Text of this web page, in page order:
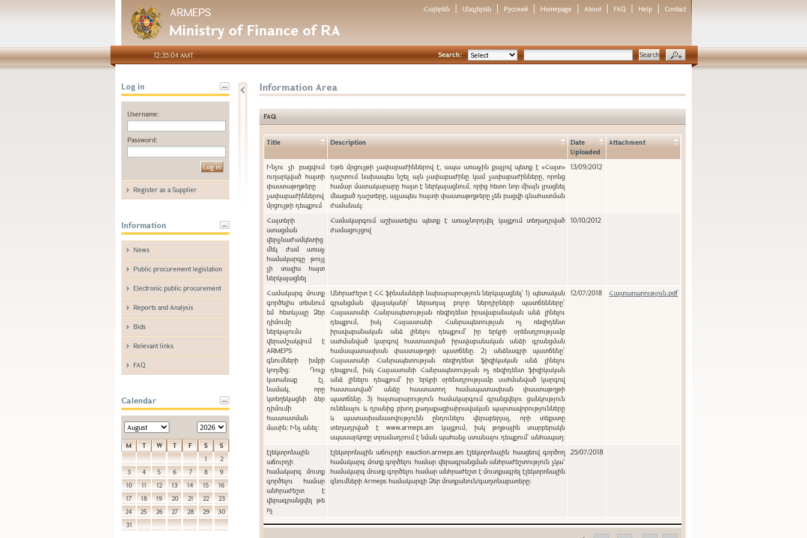
ARMEPS
Ministry of Finance of RA
Հայերեն Անգլերեն Русский Homepage About FAQ Help Contact
12:35:04 AMT Search:
Log in
Username:
Password:
Register as a Supplier
Information
News
Public procurement legislation
Electronic public procurement
Reports and Analysis
Bids
Relevant links
FAQ
Calendar
M T W T F S
S
1
2
3
4 5 6 7 8
9
10
11 12 13 14 15
16
17
18 19 20 21 22
23
24
25 26 27 28 29
30
31
Information Area
FAQ
Title Description
Date
Uploaded
Attachment
Ինչու չի բացվում
ուղարկված հայտի
փաստաթղթերը
չափաբաժիններով
մրցույթի դեպքում
Եթե մրցույթի չափաբաժիններով է, ապա առաջին քայլով պետք է «Հայտ»
դաշտում նախապես նշել այն չափաբաժինը կամ չափաբաժինները, որոնց
համար մատակարարը հայտ է ներկայացնում, որից հետո նոր միայն լրացնել
մնացած դաշտերը, այլապես հայտի փաստաթղթերը չեն բացվի գնահատման
ժամանակ:
13/09/2012
Հայտերի
ստացման
վերջնաժամկետից
մեկ ժամ առաջ
համակարգը թույլ
չի տալիս հայտ
ներկայացնել
Համակարգում աշխատելիս պետք է առաջնորդվել կայքում տեղադրված
ժամացույցով
10/10/2012
Համակարգ մուտք
գործելիս տեսնում
եմ հետևյալը Ձեր
դիմումը
ներկայումս
վերամշակվում է
ARMEPS
գնումների խմբի
կողմից: Դուք
կստանաք էլ.
նամակ, որը
կտեղեկացնի ձեր
դիմումի
հաստատման
մասին: Ինչ անել:
Անհրաժեշտ է ՀՀ ֆինանսների նախարարություն ներկայացնել՝ 1) պետական
գրանցման վկայականի՝ ներառյալ բոլոր ներդիրների պատճենները`
Հայաստանի Հանրապետության ռեզիդենտ իրավաբանական անձ լինելու
դեպքում, իսկ Հայաստանի Հանրապետության ոչ ռեզիդենտ
իրավաբանական անձ լինելու դեպքում` իր երկրի օրենսդրությամբ
սահմանված կարգով հաստատված իրավաբանական անձի գրանցման
համապատասխան փաստաթղթի պատճենը. 2) անձնագրի պատճենը`
Հայաստանի Հանրապետության ռեզիդենտ ֆիզիկական անձ լինելու
դեպքում, իսկ Հայաստանի Հանրապետության ոչ ռեզիդենտ ֆիզիկական
անձ լինելու դեպքում` իր երկրի օրենսդրությամբ սահմանված կարգով
հաստատված՝ անձը հաստատող համապատասխան փաստաթղթի
պատճենը. 3) հայտարարություն համակարգում գրանցվելու ցանկություն
ունենալու և դրանից բխող քաղաքացիաիրավական պարտավորությունները
և պատասխանատվությունն ընդունելու վերաբերյալ, որի տեքստը
տեղադրված է www.armeps.am կայքում, իսկ թղթային տարբերակն
սպասարկողը տրամադրում է նման պահանջ ստանալու դեպքում՝ անհապաղ:
12/07/2018 Հայտարարություն.pdf
էլեկտրոնային
աճուրդի
համակարգ մուտք
գործելու համար
անհրաժեշտ է
վերագրանցվել թե
ոչ
էլեկտրոնային աճուրդի eauction.armeps.am էլեկտրոնային հասցեով գործող
համակարգ մոտք գործելու համար վերագրանցման անհրաժեշտություն չկա՝
համակարգ մուտք գործելու համար անհրաժեշտ է մուտքագրել էլեկտրոնային
գնումների Armeps համակարգի Ձեր մոտքանուն/գաղտնաբառերը:
25/07/2018